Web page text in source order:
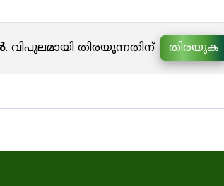
. വിപുലമായി തിരയുന്നതിന് തിരയുക